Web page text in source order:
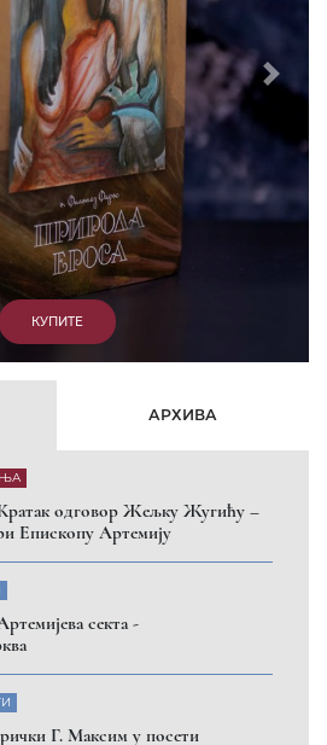
АРХИВА
одговор Жељку Жугићу –
Епископу Артемију
секта -
Г. Максим у посети